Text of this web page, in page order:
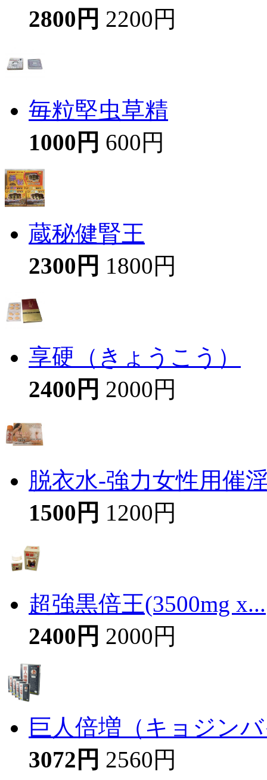
2800円 2200円
毎粒堅虫草精
1000円 600円
蔵秘健腎王
2300円 1800円
享硬（きょうこう）
2400円 2000円
脱衣水-強力女性用催
1500円 1200円
超強黒倍王(3500mg x...
2400円 2000円
巨人倍増（キョジン
3072円 2560円